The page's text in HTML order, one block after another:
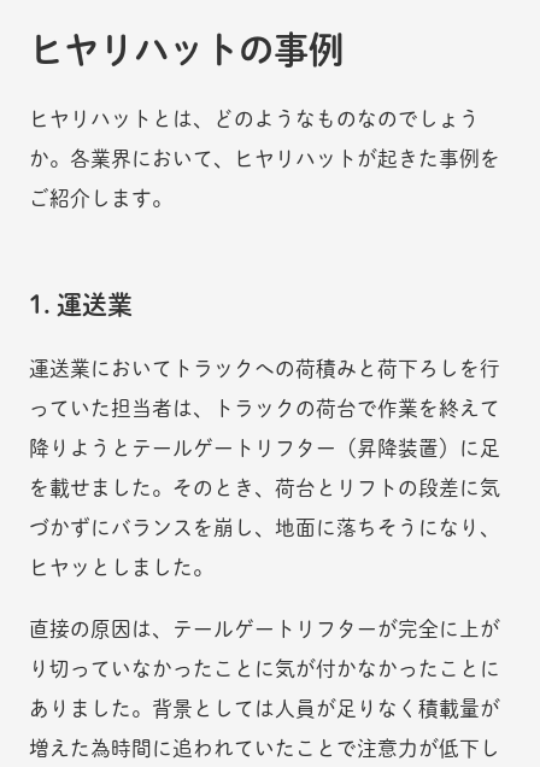
ヒヤリハットの事例
ヒヤリハットとは、どのようなものなのでしょう
か。各業界において、ヒヤリハットが起きた事例を
ご紹介します。
1. 運送業
運送業においてトラックへの荷積みと荷下ろしを行
っていた担当者は、トラックの荷台で作業を終えて
降りようとテールゲートリフター（昇降装置）に足
を載せました。そのとき、荷台とリフトの段差に気
づかずにバランスを崩し、地面に落ちそうになり、
ヒヤッとしました。
直接の原因は、テールゲートリフターが完全に上が
り切っていなかったことに気が付かなかったことに
ありました。背景としては人員が足りなく積載量が
増えた為時間に追われていたことで注意力が低下し